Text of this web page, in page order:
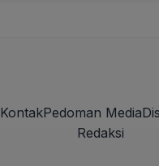
KontakPedoman Media
Redaksi